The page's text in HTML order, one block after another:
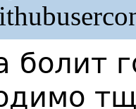
болит